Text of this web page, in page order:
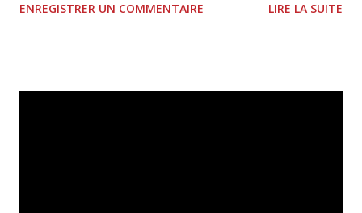
2, Badr Kachani a ouvert la marque à la 38e pour les
ENREGISTRER UN COMMENTAIRE LIRE LA SUITE